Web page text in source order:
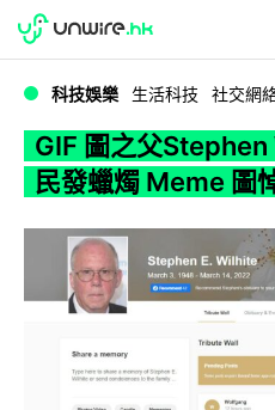
WWDC 2026
科技娛樂 生活科技 社交網
GIF 圖之父
民發蠟燭 Meme 圖